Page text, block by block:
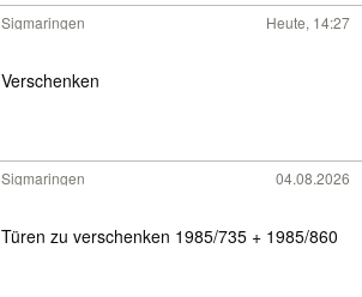
Sigmaringen Heute, 14:27
Verschenken
Sigmaringen 04.08.2026
Türen zu verschenken 1985/735 + 1985/860